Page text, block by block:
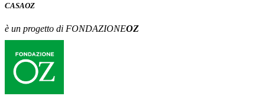
CASAOZ
è un progetto di FONDAZIONEOZ